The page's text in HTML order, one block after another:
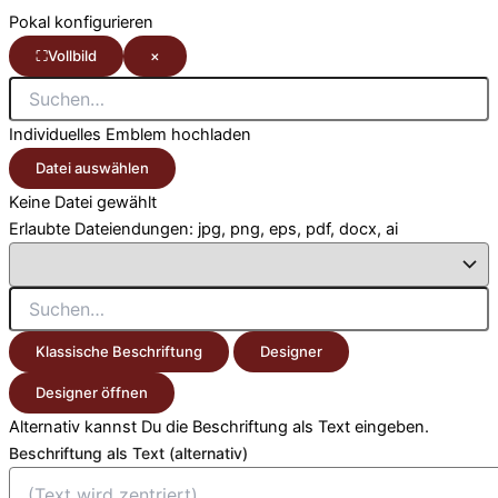
Pokal konfigurieren
⛶Vollbild ×
Individuelles Emblem hochladen
Datei auswählen
Keine Datei gewählt
Erlaubte Dateiendungen: jpg, png, eps, pdf, docx, ai
Klassische Beschriftung Designer
Designer öffnen
Alternativ kannst Du die Beschriftung als Text eingeben.
Beschriftung als Text (alternativ)